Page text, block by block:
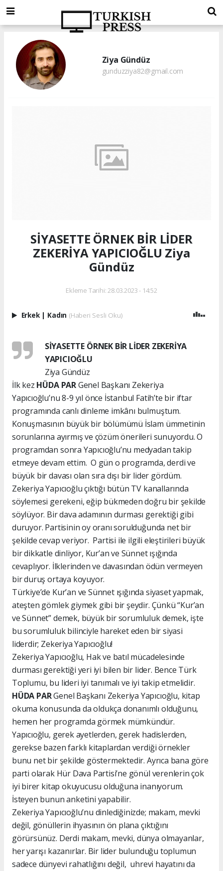
Ziya Gündüz
gunduzziya82@gmail.com
SİYASETTE ÖRNEK BİR LİDER
ZEKERİYA YAPICIOĞLU Ziya
Gündüz
Ekleme Tarihi: 28.03.2023 - 14:52
Erkek | Kadın (Haberi Sesli Oku)
SİYASETTE ÖRNEK BİR LİDER ZEKERİYA
YAPICIOĞLU
Ziya Gündüz
İlk kez HÜDA PARGenel Başkanı Zekeriya
Yapıcıoğlu’nu 8-9 yıl önce İstanbul Fatih’te bir iftar
programında canlı dinleme imkânı bulmuştum.
Konuşmasının büyük bir bölümümü İslam ümmetinin
sorunlarına ayırmış ve çözüm önerileri sunuyordu. O
programdan sonra Yapıcıoğlu’nu medyadan takip
etmeye devam ettim. O gün o programda, derdi ve
büyük bir davası olan sıra dışı bir lider gördüm.
Zekeriya Yapıcıoğlu çıktığı bütün TV kanallarında
söylemesi gerekeni, eğip bükmeden doğru bir şekilde
söylüyor. Bir dava adamının durması gerektiği gibi
duruyor. Partisinin oy oranı sorulduğunda net bir
şekilde cevap veriyor. Partisi ile ilgili eleştirileri büyük
bir dikkatle dinliyor, Kur’an ve Sünnet ışığında
cevaplıyor. İlklerinden ve davasından ödün vermeyen
bir duruş ortaya koyuyor.
Türkiye’de Kur’an ve Sünnet ışığında siyaset yapmak,
ateşten gömlek giymek gibi bir şeydir. Çünkü “Kur’an
ve Sünnet” demek, büyük bir sorumluluk demek, işte
bu sorumluluk bilinciyle hareket eden bir siyasi
liderdir; Zekeriya Yapıcıoğlu!
Zekeriya Yapıcıoğlu, Hak ve batıl mücadelesinde
durması gerektiği yeri iyi bilen bir lider. Bence Türk
Toplumu, bu lideri iyi tanımalı ve iyi takip etmelidir.
HÜDA PARGenel Başkanı Zekeriya Yapıcıoğlu, kitap
okuma konusunda da oldukça donanımlı olduğunu,
hemen her programda görmek mümkündür.
Yapıcıoğlu, gerek ayetlerden, gerek hadislerden,
gerekse bazen farklı kitaplardan verdiği örnekler
bunu net bir şekilde göstermektedir. Ayrıca bana göre
parti olarak Hür Dava Partisi’ne gönül verenlerin çok
iyi birer kitap okuyucusu olduğuna inanıyorum.
İsteyen bunun anketini yapabilir.
Zekeriya Yapıcıoğlu’nu dinlediğinizde; makam, mevki
değil, gönüllerin ihyasının ön plana çıktığını
görürsünüz. Derdi makam, mevki, dünya olmayanlar,
her yarışı kazanırlar. Bir lider bulunduğu toplumun
sadece dünyevi rahatlığını değil, uhrevi hayatını da